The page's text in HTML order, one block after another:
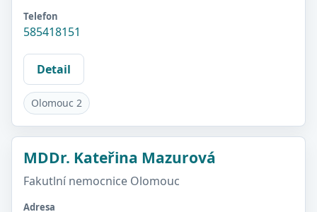
Telefon
585418151
Detail
Olomouc 2
MDDr. Kateřina Mazurová
Fakutlní nemocnice Olomouc
Adresa